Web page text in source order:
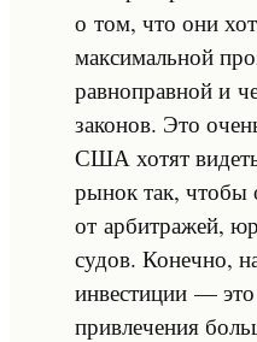
о том, что они
максимальной
равноправной и
законов. Это
США хотят
рынок так,
от арбитражей,
судов. Конечно,
инвестиции —
привлечения